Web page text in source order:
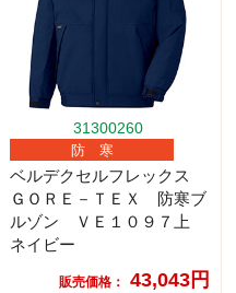
31300260
防 寒
ベルデクセルフレックス
ＧＯＲＥ－ＴＥＸ 防寒ブ
ルゾン ＶＥ１０９７上
ネイビー
販売価格： 43,043円